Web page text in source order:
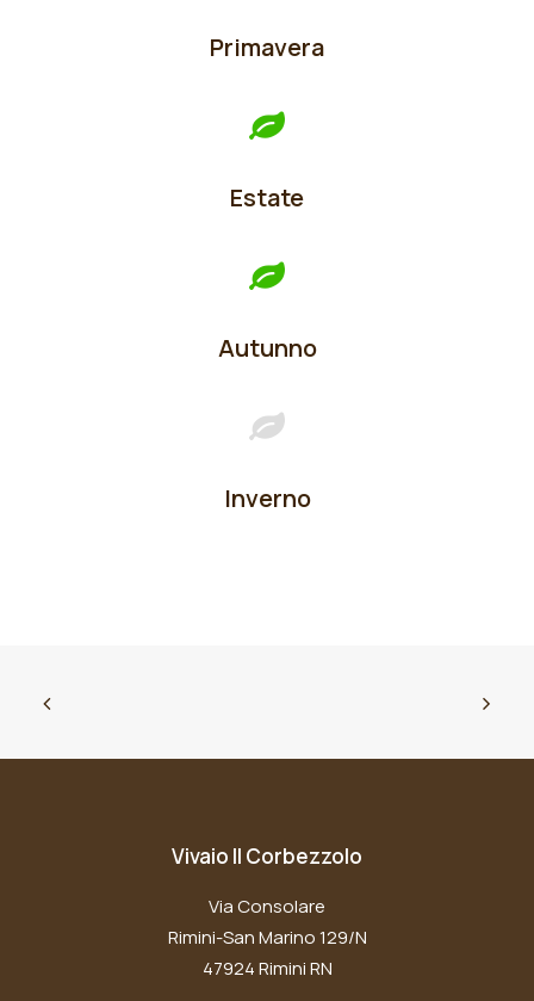
Primavera
Estate
Autunno
Inverno
Vivaio Il Corbezzolo
Via Consolare
Rimini-San Marino 129/N
47924 Rimini RN